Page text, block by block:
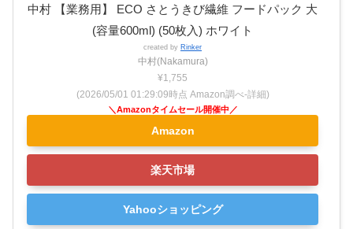
中村 【業務用】 ECO さとうきび繊維 フードパック 大
(容量600ml) (50枚入) ホワイト
created by Rinker
中村(Nakamura)
¥1,755
(2026/05/01 01:29:09時点 Amazon調べ-詳細)
Amazon
楽天市場
Yahooショッピング